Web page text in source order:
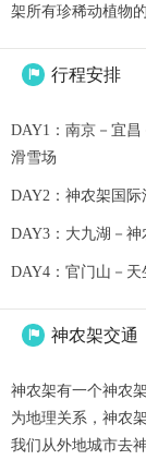
架所有珍稀动植物
 行程安排
DAY1：南京－宜
滑雪场
DAY2：神农架国际
DAY3：大九湖－
DAY4：官门山－天
 神农架交通
神农架有一个神农
为地理关系，神农
我们从外地城市去